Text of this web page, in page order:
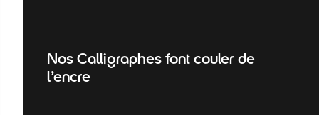
Nos Calligraphes font couler de
l’encre